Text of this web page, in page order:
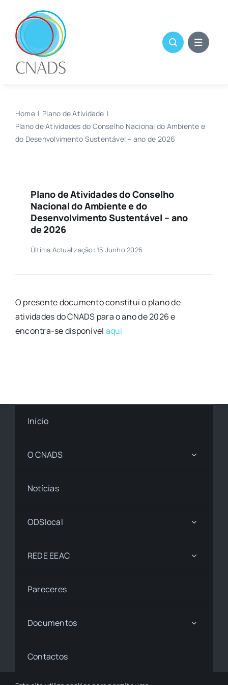
content
Home
Plano de Atividade
Plano de Atividades do Conselho Nacional do Ambiente e
do Desenvolvimento Sustentável – ano de 2026
Plano de Atividades do Conselho
Nacional do Ambiente e do
Desenvolvimento Sustentável – ano
de 2026
Última Actualização: 15 Junho 2026
O presente documento constitui o plano de
atividades do CNADS para o ano de 2026 e
encontra-se disponível aqui
Início
O CNADS
Notícias
ODSlocal
REDE EEAC
Pareceres
Documentos
Contactos